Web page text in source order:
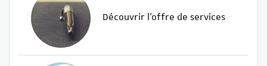
Découvrir l’offre de services